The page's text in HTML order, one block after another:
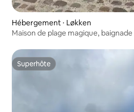
Hébergement ⋅ Løkken
Maison de plage magique,
Superhôte
Superhôte